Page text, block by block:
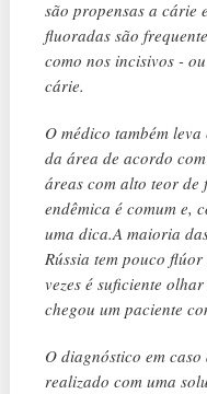
são propensas a cárie
fluoradas são
como nos incisivos -
cárie.
O médico também
da área de acordo
áreas com alto teor
endêmica é comum e,
uma dica.A maioria
Rússia tem pouco
vezes é suficiente
chegou um paciente
O diagnóstico em
realizado com uma